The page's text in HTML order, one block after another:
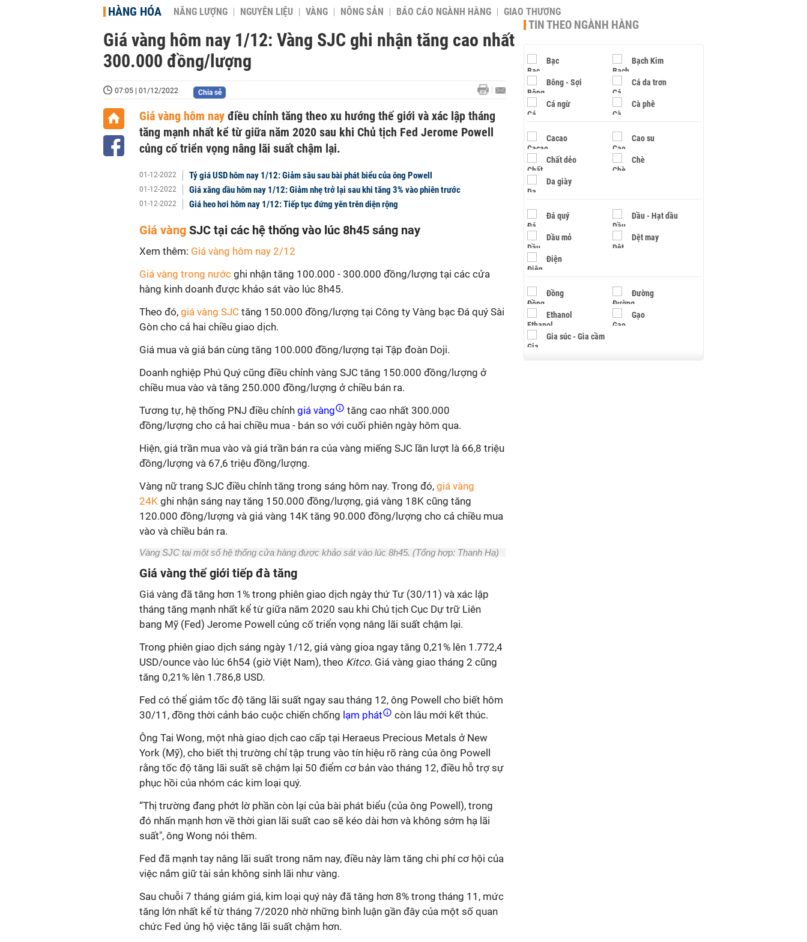
HÀNG HÓA NĂNG LƯỢNG NGUYÊN LIỆU VÀNG NÔNG SẢN BÁO CÁO NGÀNH HÀNG GIAO THƯƠNG
Giá vàng hôm nay 1/12: Vàng SJC ghi nhận tăng cao nhất
300.000 đồng/lượng
07:05 | 01/12/2022 Chia sẻ
Giá vàng hôm nay điều chỉnh tăng theo xu hướng thế giới và xác lập tháng
tăng mạnh nhất kể từ giữa năm 2020 sau khi Chủ tịch Fed Jerome Powell
củng cố triển vọng nâng lãi suất chậm lại.
01-12-2022 Tỷ giá USD hôm nay 1/12: Giảm sâu sau bài phát biểu của ông Powell
01-12-2022 Giá xăng dầu hôm nay 1/12: Giảm nhẹ trở lại sau khi tăng 3% vào phiên trước
01-12-2022 Giá heo hơi hôm nay 1/12: Tiếp tục đứng yên trên diện rộng
Giá vàng SJC tại các hệ thống vào lúc 8h45 sáng nay
Xem thêm: Giá vàng hôm nay 2/12
Giá vàng trong nước ghi nhận tăng 100.000 - 300.000 đồng/lượng tại các cửa
hàng kinh doanh được khảo sát vào lúc 8h45.
Theo đó, giá vàng SJC tăng 150.000 đồng/lượng tại Công ty Vàng bạc Đá quý Sài
Gòn cho cả hai chiều giao dịch.
Giá mua và giá bán cùng tăng 100.000 đồng/lượng tại Tập đoàn Doji.
Doanh nghiệp Phú Quý cũng điều chỉnh vàng SJC tăng 150.000 đồng/lượng ở
chiều mua vào và tăng 250.000 đồng/lượng ở chiều bán ra.
Tương tự, hệ thống PNJ điều chỉnh giá vàng
tăng cao nhất 300.000
đồng/lượng cho cả hai chiều mua - bán so với cuối phiên ngày hôm qua.
Hiện, giá trần mua vào và giá trần bán ra của vàng miếng SJC lần lượt là 66,8 triệu
đồng/lượng và 67,6 triệu đồng/lượng.
Vàng nữ trang SJC điều chỉnh tăng trong sáng hôm nay. Trong đó, giá vàng
24K ghi nhận sáng nay tăng 150.000 đồng/lượng, giá vàng 18K cũng tăng
120.000 đồng/lượng và giá vàng 14K tăng 90.000 đồng/lượng cho cả chiều mua
vào và chiều bán ra.
Vàng SJC tại một số hệ thống cửa hàng được khảo sát vào lúc 8h45. (Tổng hợp: Thanh Hạ)
Giá vàng thế giới tiếp đà tăng
Giá vàng đã tăng hơn 1% trong phiên giao dịch ngày thứ Tư (30/11) và xác lập
tháng tăng mạnh nhất kể từ giữa năm 2020 sau khi Chủ tịch Cục Dự trữ Liên
bang Mỹ (Fed) Jerome Powell củng cố triển vọng nâng lãi suất chậm lại.
Trong phiên giao dịch sáng ngày 1/12, giá vàng gioa ngay tăng 0,21% lên 1.772,4
USD/ounce vào lúc 6h54 (giờ Việt Nam), theo Kitco. Giá vàng giao tháng 2 cũng
tăng 0,21% lên 1.786,8 USD.
Fed có thể giảm tốc độ tăng lãi suất ngay sau tháng 12, ông Powell cho biết hôm
30/11, đồng thời cảnh báo cuộc chiến chống lạm phát
còn lâu mới kết thúc.
Ông Tai Wong, một nhà giao dịch cao cấp tại Heraeus Precious Metals ở New
York (Mỹ), cho biết thị trường chỉ tập trung vào tín hiệu rõ ràng của ông Powell
rằng tốc độ tăng lãi suất sẽ chậm lại 50 điểm cơ bản vào tháng 12, điều hỗ trợ sự
phục hồi của nhóm các kim loại quý.
“Thị trường đang phớt lờ phần còn lại của bài phát biểu (của ông Powell), trong
đó nhấn mạnh hơn về thời gian lãi suất cao sẽ kéo dài hơn và không sớm hạ lãi
suất", ông Wong nói thêm.
Fed đã mạnh tay nâng lãi suất trong năm nay, điều này làm tăng chi phí cơ hội của
việc nắm giữ tài sản không sinh lãi như vàng.
Sau chuỗi 7 tháng giảm giá, kim loại quý này đã tăng hơn 8% trong tháng 11, mức
tăng lớn nhất kể từ tháng 7/2020 nhờ những bình luận gần đây của một số quan
chức Fed ủng hộ việc tăng lãi suất chậm hơn.
TIN THEO NGÀNH HÀNG
Bạc Bạch Kim
Bông - Sợi Cá da trơn
Cá ngừ Cà phê
Cacao Cao su
Chất dẻo Chè
Da giày
Đá quý Dầu - Hạt dầu
Dầu mỏ Dệt may
Điện
Đồng Đường
Ethanol Gạo
Gia súc - Gia cầm